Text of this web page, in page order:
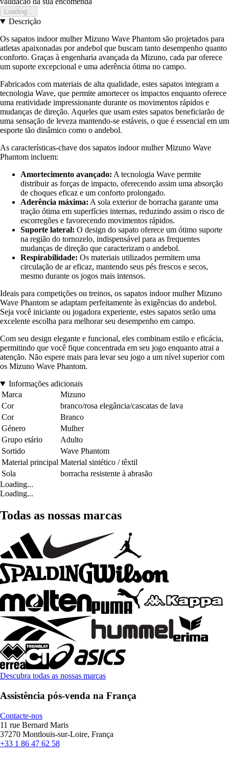
Loading...
Descrição
Os sapatos indoor mulher Mizuno Wave Phantom são projetados para
atletas apaixonadas por andebol que buscam tanto desempenho quanto
conforto. Graças à engenharia avançada da Mizuno, cada par oferece
um suporte excepcional e uma aderência ótima no campo.
Fabricados com materiais de alta qualidade, estes sapatos integram a
tecnologia Wave, que permite amortecer os impactos enquanto oferece
uma reatividade impressionante durante os movimentos rápidos e
mudanças de direção. Aqueles que usam estes sapatos beneficiarão de
uma sensação de leveza mantendo-se estáveis, o que é essencial em um
esporte tão dinâmico como o andebol.
As características-chave dos sapatos indoor mulher Mizuno Wave
Phantom incluem:
Amortecimento avançado: A tecnologia Wave permite
distribuir as forças de impacto, oferecendo assim uma absorção
de choques eficaz e um conforto prolongado.
Aderência máxima: A sola exterior de borracha garante uma
tração ótima em superfícies internas, reduzindo assim o risco de
escorregões e favorecendo movimentos rápidos.
Suporte lateral: O design do sapato oferece um ótimo suporte
na região do tornozelo, indispensável para as frequentes
mudanças de direção que caracterizam o andebol.
Respirabilidade: Os materiais utilizados permitem uma
circulação de ar eficaz, mantendo seus pés frescos e secos,
mesmo durante os jogos mais intensos.
Ideais para competições ou treinos, os sapatos indoor mulher Mizuno
Wave Phantom se adaptam perfeitamente às exigências do andebol.
Seja você iniciante ou jogadora experiente, estes sapatos serão uma
excelente escolha para melhorar seu desempenho em campo.
Com seu design elegante e funcional, eles combinam estilo e eficácia,
permitindo que você fique concentrada em seu jogo enquanto atrai a
atenção. Não espere mais para levar seu jogo a um nível superior com
os Mizuno Wave Phantom.
Informações adicionais
Marca
Mizuno
Cor
branco/rosa elegância/cascatas de lava
Cor
Branco
Género
Mulher
Grupo etário
Adulto
Sortido
Wave Phantom
Material principal Material sintético / têxtil
Sola
borracha resistente à abrasão
Loading...
Loading...
Todas as nossas marcas
Descubra todas as nossas marcas
Assistência pós-venda na França
Contacte-nos
11 rue Bernard Maris
37270 Montlouis-sur-Loire, França
+33 1 86 47 62 58